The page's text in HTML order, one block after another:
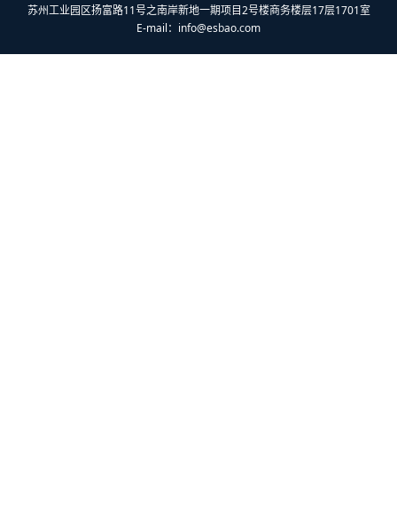
苏州工业园区扬富路11号之南岸新地一期项目2号楼商务楼层17层1701室
E-mail： info@esbao.com